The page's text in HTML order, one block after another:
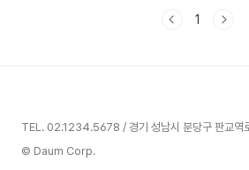
반복하지 않기 위해서는 미리 준비하고 대처해야만
1
TEL. 02.1234.5678 / 경기 성남시 분당구 판교역
© Daum Corp.